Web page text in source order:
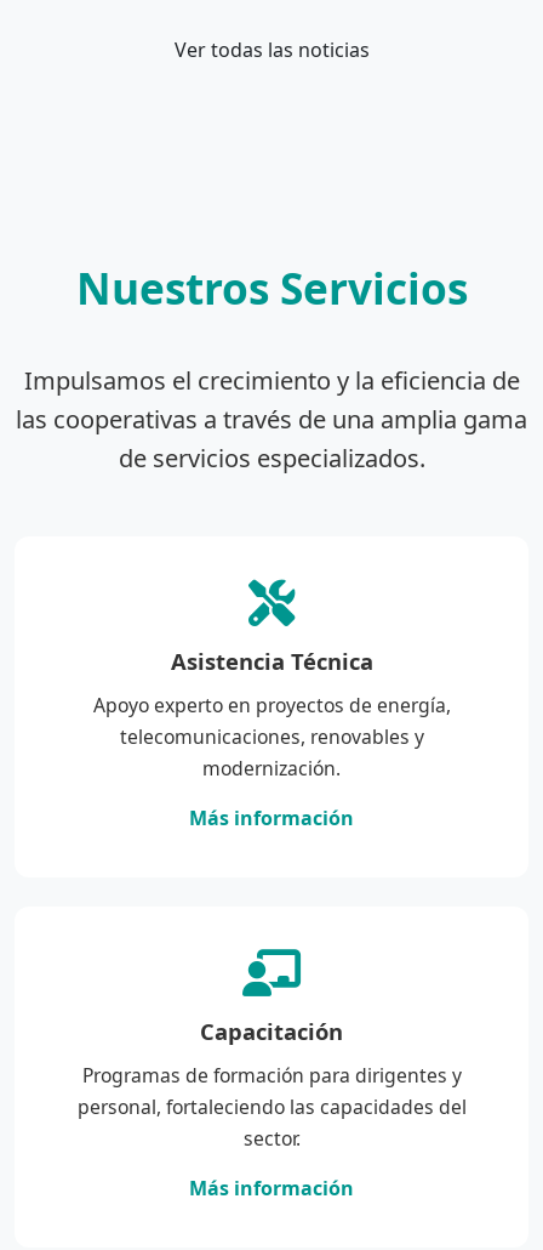
Ver todas las noticias
Nuestros Servicios
Impulsamos el crecimiento y la eficiencia de
las cooperativas a través de una amplia gama
de servicios especializados.
Asistencia Técnica
Apoyo experto en proyectos de energía,
telecomunicaciones, renovables y
modernización.
Más información
Capacitación
Programas de formación para dirigentes y
personal, fortaleciendo las capacidades del
sector.
Más información